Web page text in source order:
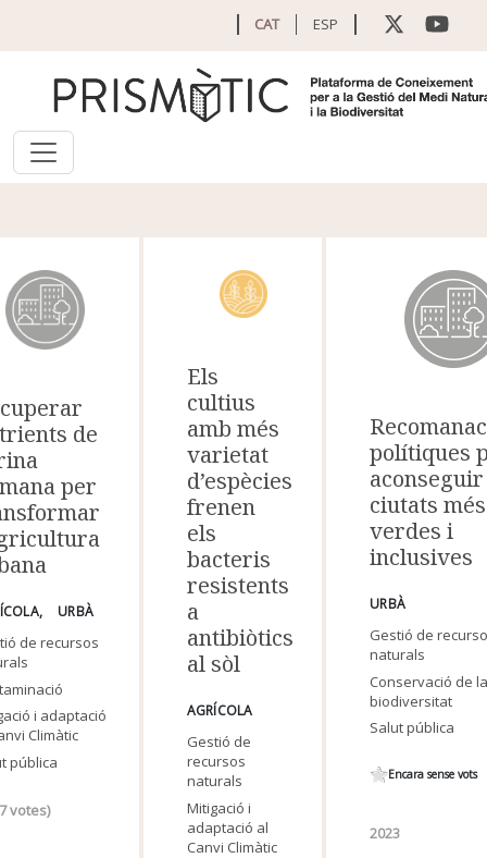
CAT ESP
de
per
URBÀ
de recursos
i adaptació
Climàtic
pública
7votes)
Els
cultius
amb més
varietat
d’espècies
frenen
els
bacteris
resistents
a
antibiòtics
al sòl
AGRÍCOLA
Gestió de
recursos
naturals
Mitigació i
adaptació al
Canvi Climàtic
polítiques
aconseguir
ciutats més
verdes i
inclusives
URBÀ
Gestió de
naturals
Conservació de
biodiversitat
Salut pública
Encara sense vots
2023